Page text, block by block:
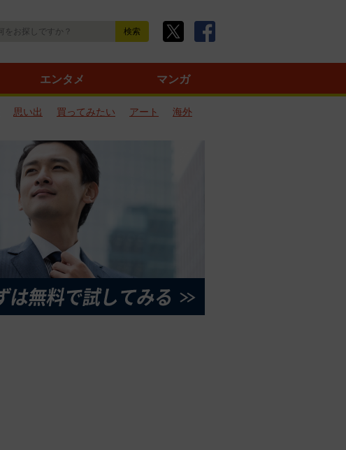
エンタメ マンガ
思い出 買ってみたい アート
海外